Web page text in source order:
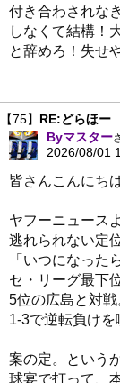
付き合わされな
しなくて結構！
と辞めろ！失せ
【75】 RE:どらほー
Byマスター
2026/08/01
皆さんこんにち
ヤフーニュース
逃れられない定
「いつになった
セ・リーグ最下
5位の広島と対
1-3で逆転負けを
案の定。という
球宴で打って、